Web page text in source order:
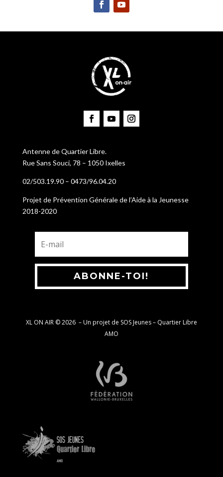
Antenne de Quartier Libre.
Rue Sans Souci, 78 – 1050 Ixelles
02/503.19.90 – 0473/96.04.20
Projet de Prévention Générale de l’Aide à la Jeunesse
2018-2020
ABONNE-TOI!
XL ON AIR © 2026 –Un projet de SOS Jeunes – Quartier Libre
AMO